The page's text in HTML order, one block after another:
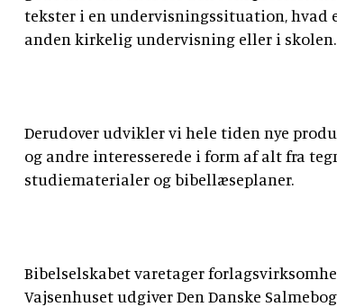
tekster i en undervisningssituation, hvad
anden kirkelig undervisning eller i skolen.
Derudover udvikler vi hele tiden nye
og andre interesserede i form af alt fra
studiematerialer og bibellæseplaner.
Bibelselskabet varetager
Vajsenhuset udgiver Den Danske